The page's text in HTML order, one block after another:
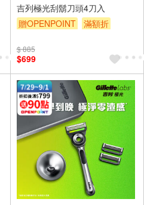
吉列極光刮鬍刀頭4刀入
贈OPENPOINT
滿額折
$ 885
$699